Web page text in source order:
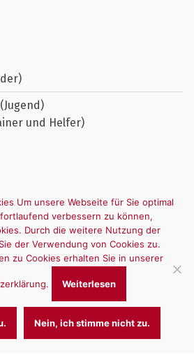
und Helfer)
Um unsere Webseite für Sie optimal
verbessern zu können,
Durch die weitere Nutzung der
der Verwendung von Cookies zu.
zu Cookies erhalten Sie in unserer
Weiterlesen
Nein, ich stimme nicht zu.